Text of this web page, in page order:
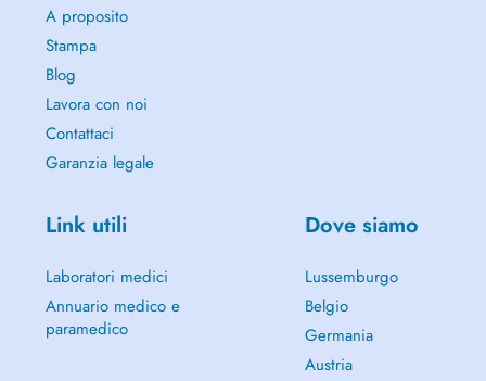
J'exerce au sein du Centre ENHYMA, un espace dédié à
l'accompagnement holistique physique, psychologique et émotionnel
situé à Bertrange, Luxembourg.
2 Rue Charles Schwall, Bertrange
A proposito
Stampa
Blog
Lavora con noi
Contattaci
Garanzia legale
Link utili
Laboratori medici
Annuario medico e
paramedico
Dove siamo
Lussemburgo
Belgio
Germania
Austria